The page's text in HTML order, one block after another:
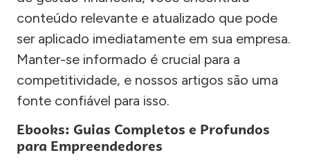
conteúdo relevante e atualizado que pode
ser aplicado imediatamente em sua empresa.
Manter-se informado é crucial para a
competitividade, e nossos artigos são uma
fonte confiável para isso.
Ebooks: Guias Completos e Profundos
para Empreendedores